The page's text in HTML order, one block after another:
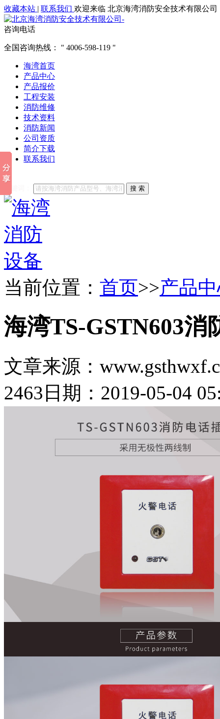
收藏本站 | 联系我们 欢迎来临 北京海湾消防安全技术有限公司
咨询电话
全国咨询热线： 4006-598-119
海湾首页
产品中心
产品报价
工程安装
消防维修
技术资料
消防新闻
公司资质
简介下载
联系我们
他们都在搜索:
搜 索
当前位置： 首页>>产品
海湾TS-GSTN603消
文章来源：
2463 日期：2019-05-04